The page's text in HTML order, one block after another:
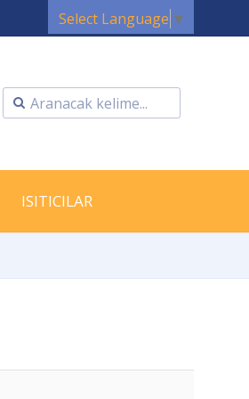
Select Language ▼
ISITICILAR